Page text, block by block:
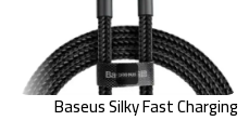
Baseus Silky Fast Charging